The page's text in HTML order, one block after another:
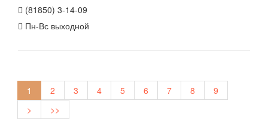
(81850) 3-14-09
Пн-Вс выходной
1 2 3 4 5 6 7 8
9
>
>>